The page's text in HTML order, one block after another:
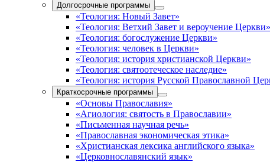
Долгосрочные программы
«Теология: Новый Завет»
«Теология: Ветхий Завет и вероучение Церкви»
«Теология: богослужение Церкви»
«Теология: человек в Церкви»
«Теология: история христианской Церкви»
«Теология: святоотеческое наследие»
«Теология: история Русской Православной
Краткосрочные программы
«Основы Православия»
«Агиология: святость в Православии»
«Письменная научная речь»
«Православная экономическая этика»
«Христианская лексика английского языка»
«Церковнославянский язык»